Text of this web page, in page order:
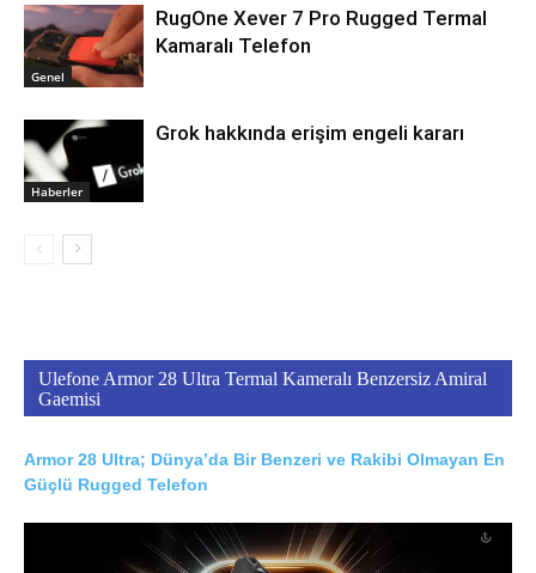
Genel
RugOne Xever 7 Pro Rugged Termal
Kamaralı Telefon
Haberler
Grok hakkında erişim engeli kararı
Ulefone Armor 28 Ultra Termal Kameralı Benzersiz Amiral
Gaemisi
Armor 28 Ultra; Dünya’da Bir Benzeri ve Rakibi Olmayan En
Güçlü Rugged Telefon